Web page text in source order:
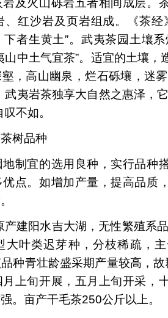
及火山砾岩五者相间成层。
、红沙岩及页岩组成。《茶经
者生黄土”。武夷茶园土壤
山中土气宜茶”。适宜的土壤
，高山幽泉，烂石砾壤，迷
武夷岩茶独享大自然之惠泽，
不如。
品种
宜的选用良种，实行品种
点。如增加产量，提高品质
阳水吉大湖，无性繁殖系
大叶类迟芽种，分枝稀疏，
种青壮龄盛采期产量较高，故
上旬开展，五月上旬开采，
。亩产干毛茶250公斤以上。